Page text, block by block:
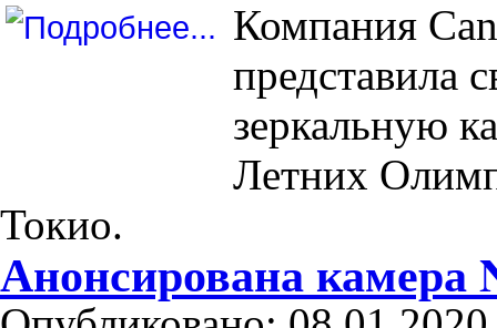
Компания
представила
зеркальную
Летних
Токио.
Анонсирована камера